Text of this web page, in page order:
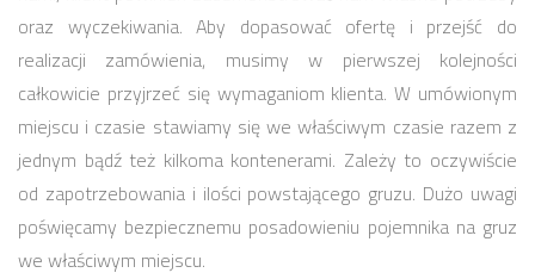
oraz wyczekiwania. Aby dopasować ofertę i przejść do
realizacji zamówienia, musimy w pierwszej kolejności
całkowicie przyjrzeć się wymaganiom klienta. W umówionym
miejscu i czasie stawiamy się we właściwym czasie razem z
jednym bądź też kilkoma kontenerami. Zależy to oczywiście
od zapotrzebowania i ilości powstającego gruzu. Dużo uwagi
poświęcamy bezpiecznemu posadowieniu pojemnika na gruz
we właściwym miejscu.